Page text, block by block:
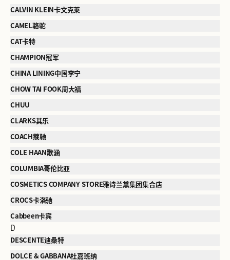
CALVIN KLEIN卡文克莱
CAMEL骆驼
CAT卡特
CHAMPION冠军
CHINA LINING中国李宁
CHOW TAI FOOK周大福
CHUU
CLARKS其乐
COACH蔻驰
COLE HAAN歌涵
COLUMBIA哥伦比亚
COSMETICS COMPANY STORE雅诗兰黛集团集合店
CROCS卡洛驰
Cabbeen卡宾
D
DESCENTE迪桑特
DOLCE & GABBANA杜嘉班纳